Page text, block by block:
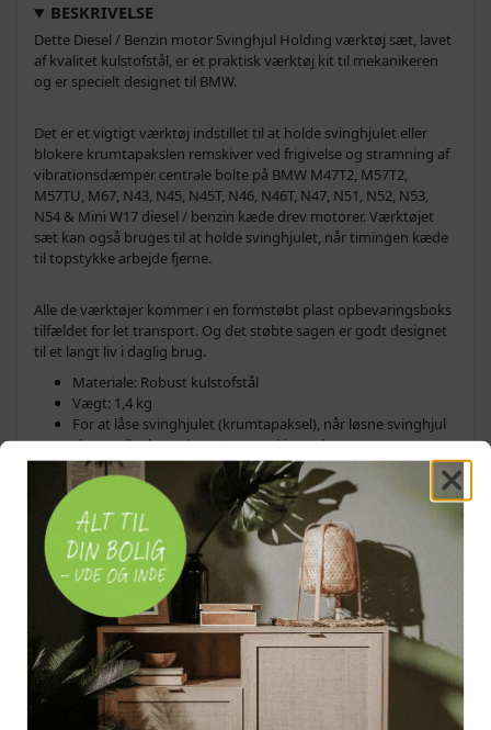
BESKRIVELSE
Dette Diesel / Benzin motor Svinghjul Holding værktøj sæt, lavet
af kvalitet kulstofstål, er et praktisk værktøj kit til mekanikeren
og er specielt designet til BMW.
Det er et vigtigt værktøj indstillet til at holde svinghjulet eller
blokere krumtapakslen remskiver ved frigivelse og stramning af
vibrationsdæmper centrale bolte på BMW M47T2, M57T2,
M57TU, M67, N43, N45, N45T, N46, N46T, N47, N51, N52, N53,
N54 & Mini W17 diesel / benzin kæde drev motorer. Værktøjet
sæt kan også bruges til at holde svinghjulet, når timingen kæde
til topstykke arbejde fjerne.
Alle de værktøjer kommer i en formstøbt plast opbevaringsboks
tilfældet for let transport. Og det støbte sagen er godt designet
til et langt liv i daglig brug.
Materiale: Robust kulstofstål
Vægt: 1,4 kg
For at låse svinghjulet (krumtapaksel), når løsne svinghjul
skruer eller løsne krumtapremskiven skruer
Velegnet til BMW: M47T2, M57T2, M57TU, M67, N43,
N45, N45T, N46, N46T, N47, N51, N52, N53, N54
passer også BMW Mini motor: W17
Leveres i en rød blæsestøbt opbevaringsetui: 29,5 x 22 x 6
cm (L x B x T)
OFTE KØBT SAMMEN MED
POPULÆR POPULÆR POPULÆR